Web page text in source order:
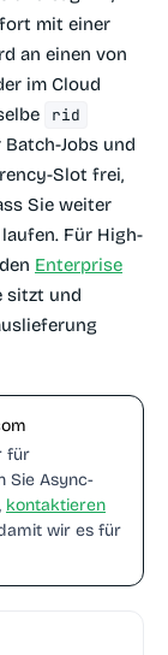
mit einer
an einen von
im Cloud
rid
Jobs und
Slot frei,
Sie weiter
Für High-
Enterprise
sitzt und
für
Sie Async-
kontaktieren
wir es für